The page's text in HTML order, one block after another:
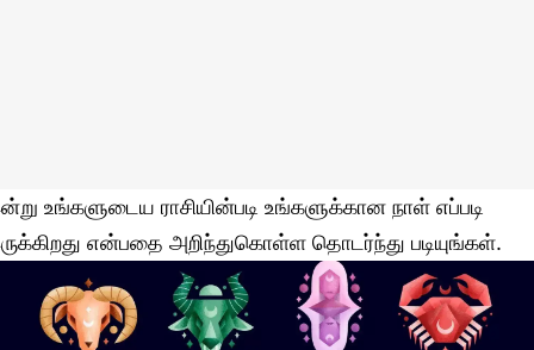
உங்களுடைய ராசியின்படி உங்களுக்கான நாள் எப்படி
என்பதை அறிந்துகொள்ள தொடர்ந்து படியுங்கள்.